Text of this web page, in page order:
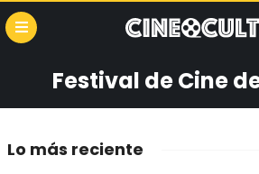
Festival de Cine
Lo más reciente